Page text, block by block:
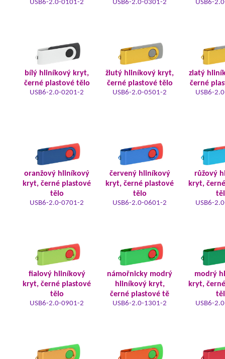
USB6-2.0-0101-2 USB6-2.0-0301-2 USB6-
bílý hliníkový kryt,
černé plastové tělo
USB6-2.0-0201-2
žlutý hliníkový kryt,
černé plastové tělo
USB6-2.0-0501-2
zlatý
černé
USB6-
oranžový hliníkový
kryt, černé plastové
tělo
USB6-2.0-0701-2
červený hliníkový
kryt, černé plastové
tělo
USB6-2.0-0601-2
růžový
kryt,
USB6-
fialový hliníkový
kryt, černé plastové
tělo
USB6-2.0-0901-2
námořnicky modrý
hliníkový kryt,
černé plastové tě
USB6-2.0-1301-2
modrý
kryt,
USB6-